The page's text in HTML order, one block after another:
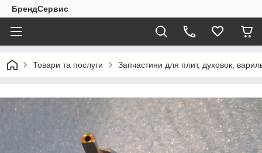
БрендСервис
Товари та послуги Запчастини для плит, духовок,